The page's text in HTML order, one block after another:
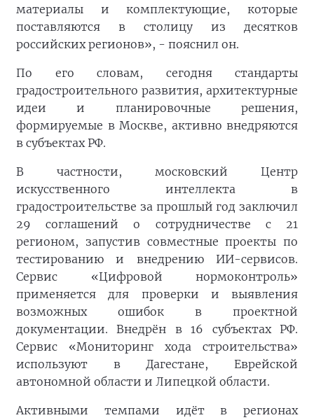
материалы и комплектующие, которые
поставляются в столицу из десятков
российских регионов», - пояснил он.
По его словам, сегодня стандарты
градостроительного развития, архитектурные
идеи и планировочные решения,
формируемые в Москве, активно внедряются
в субъектах РФ.
В частности, московский Центр
искусственного интеллекта в
градостроительстве за прошлый год заключил
29 соглашений о сотрудничестве с 21
регионом, запустив совместные проекты по
тестированию и внедрению ИИ-сервисов.
Сервис «Цифровой нормоконтроль»
применяется для проверки и выявления
возможных ошибок в проектной
документации. Внедрён в 16 субъектах РФ.
Сервис «Мониторинг хода строительства»
используют в Дагестане, Еврейской
автономной области и Липецкой области.
Активными темпами идёт в регионах